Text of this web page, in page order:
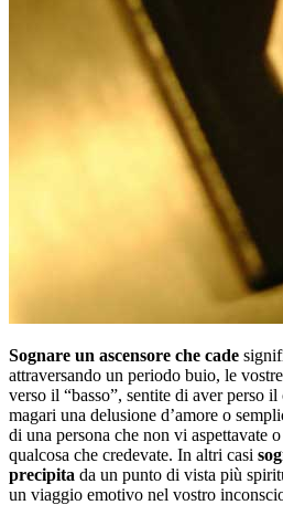
Sognare un ascensore che cade
attraversando un periodo buio, le
verso il “basso”, sentite di aver perso
magari una delusione d’amore o
di una persona che non vi aspettavate
qualcosa che credevate. In altri casi
precipita da un punto di vista più
un viaggio emotivo nel vostro